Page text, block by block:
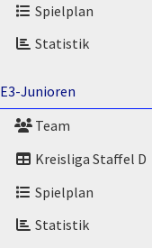
Spielplan
Statistik
E3-Junioren
Team
Kreisliga Staffel D
Spielplan
Statistik